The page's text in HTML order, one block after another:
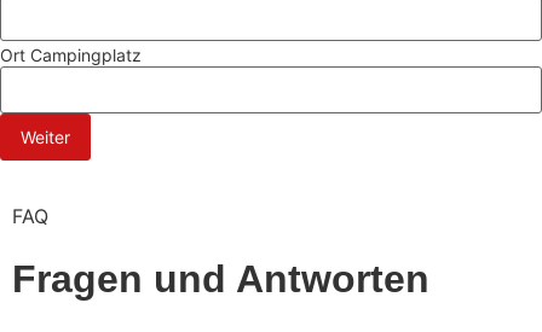
Ort Campingplatz
Weiter
FAQ
Fragen und Antworten